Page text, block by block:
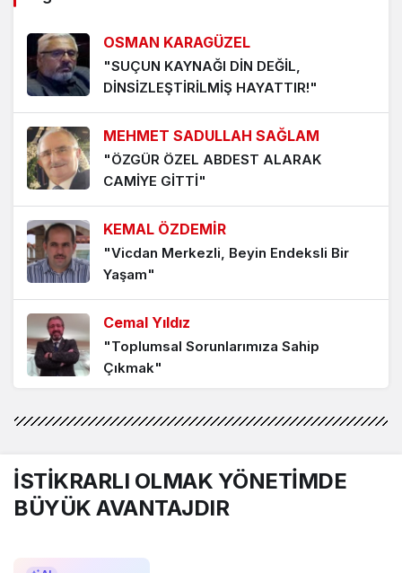
OSMAN KARAGÜZEL
"SUÇUN KAYNAĞI DİN DEĞİL,
DİNSİZLEŞTİRİLMİŞ HAYATTIR!"
MEHMET SADULLAH SAĞLAM
"ÖZGÜR ÖZEL ABDEST ALARAK
CAMİYE GİTTİ"
KEMAL ÖZDEMİR
"Vicdan Merkezli, Beyin Endeksli Bir
Yaşam"
Cemal Yıldız
"Toplumsal Sorunlarımıza Sahip
Çıkmak"
MEHMET SADULLAH SAĞLAM
Ibrahim Hakki Emiroglu
İSTİKRARLI OLMAK YÖNETİMDE
BÜYÜK AVANTAJDIR